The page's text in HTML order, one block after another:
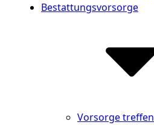
Bestattungsvorsorge
Vorsorge treffen